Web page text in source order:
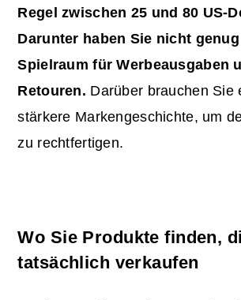
Regel zwischen 25 und 80 US-
Darunter haben Sie nicht genug
Spielraum für Werbeausgaben
Retouren. Darüber brauchen Sie
stärkere Markengeschichte, um
zu rechtfertigen.
Wo Sie Produkte finden,
tatsächlich verkaufen